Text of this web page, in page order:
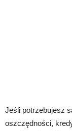
Jeśli potrzebujesz
oszczędności,